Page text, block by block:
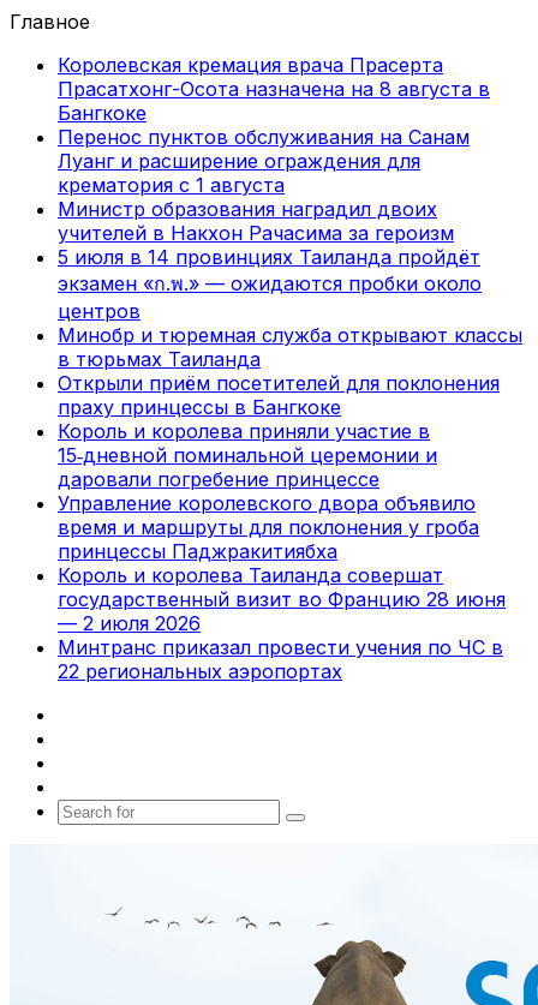
Главное
Королевская кремация врача Прасерта
Прасатхонг-Осота назначена на 8 августа в
Бангкоке
Перенос пунктов обслуживания на Санам
Луанг и расширение ограждения для
крематория с 1 августа
Министр образования наградил двоих
учителей в Накхон Рачасима за героизм
5 июля в 14 провинциях Таиланда пройдёт
экзамен «ก.พ.» — ожидаются пробки около
центров
Минобр и тюремная служба открывают классы
в тюрьмах Таиланда
Открыли приём посетителей для поклонения
праху принцессы в Бангкоке
Король и королева приняли участие в
15‑дневной поминальной церемонии и
даровали погребение принцессе
Управление королевского двора объявило
время и маршруты для поклонения у гроба
принцессы Паджракитиябха
Король и королева Таиланда совершат
государственный визит во Францию 28 июня
— 2 июля 2026
Минтранс приказал провести учения по ЧС в
22 региональных аэропортах
Search